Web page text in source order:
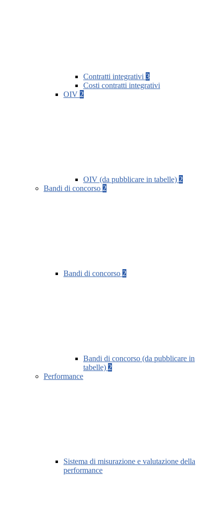
Contratti integrativi 3
Costi contratti integrativi
OIV 2
OIV (da pubblicare in tabelle) 2
Bandi di concorso 2
Bandi di concorso 2
Bandi di concorso (da pubblicare in
tabelle) 2
Performance
Sistema di misurazione e valutazione della
performance